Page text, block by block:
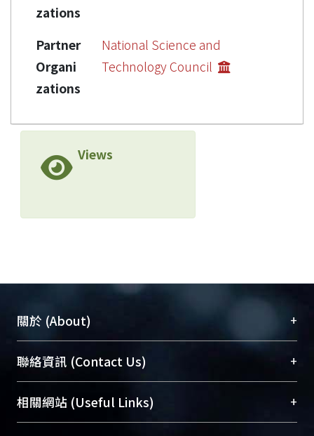
zations
Partner
Organi
zations
National Science and
Technology Council
Views
關於 (About) +
臺大位居世界頂尖大學之列，為永久珍藏及向國際
展現本校豐碩的研究成果及學術能量，圖書館整合
機構典藏（NTUR）與學術庫（AH）不同功能平
台，成為臺大學術典藏NTU scholars。期能整合研
聯絡資訊 (Contact Us) +
總館學科館員(Main Library)
醫學圖書館學科館員(Medical Library)
相關網站 (Useful Links) +